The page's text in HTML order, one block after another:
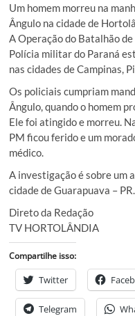
Um homem morreu na
Ângulo na cidade de
A Operação do Batalhão
Polícia militar do Paraná
nas cidades de Campinas,
Os policiais cumpriam
Ângulo, quando o homem
Ele foi atingido e morreu.
PM ficou ferido e um
médico.
A investigação é sobre um
cidade de Guarapuava – PR.
Direto da Redação
TV HORTOLÂNDIA
Compartilhe isso:
Twitter
Telegram